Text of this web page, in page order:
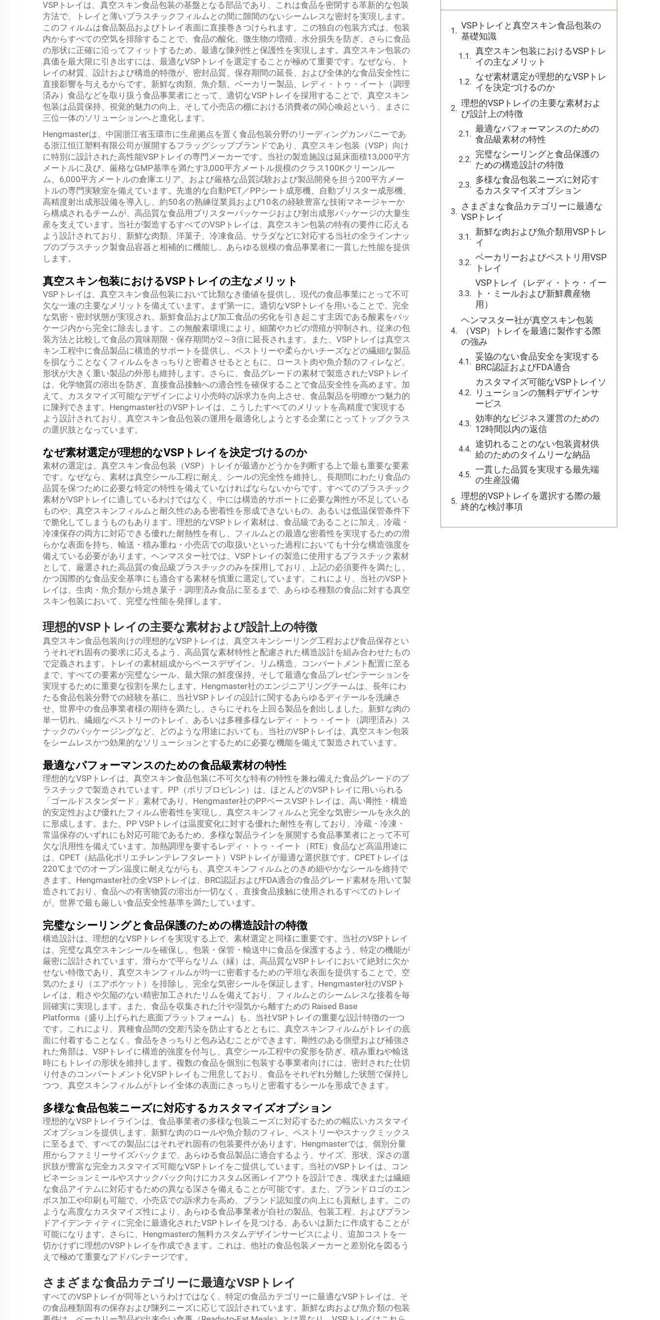
VSPトレイは、真空スキン食品包装の基盤となる部品であり、これは食品を密閉する革新的な包装
方法で、トレイと薄いプラスチックフィルムとの間に隙間のないシームレスな密封を実現します。
このフィルムは食品製品およびトレイ表面に直接巻きつけられます。この独自の包装方式は、包装
内からすべての空気を排除することで、食品の酸化、微生物の増殖、水分損失を防ぎ、さらに食品
の形状に正確に沿ってフィットするため、最適な陳列性と保護性を実現します。真空スキン包装の
真価を最大限に引き出すには、最適なVSPトレイを選定することが極めて重要です。なぜなら、ト
レイの材質、設計および構造的特徴が、密封品質、保存期間の延長、および全体的な食品安全性に
直接影響を与えるからです。新鮮な肉類、魚介類、ベーカリー製品、レディ・トゥ・イート（調理
済み）食品などを取り扱う食品事業者にとって、適切なVSPトレイを採用することで、真空スキン
包装は品質保持、視覚的魅力の向上、そして小売店の棚における消費者の関心喚起という、まさに
三位一体のソリューションへと進化します。
Hengmasterは、中国浙江省玉環市に生産拠点を置く食品包装分野のリーディングカンパニーであ
る浙江恒江塑料有限公司が展開するフラッグシップブランドであり、真空スキン包装（VSP）向け
に特別に設計された高性能VSPトレイの専門メーカーです。当社の製造施設は延床面積13,000平方
メートルに及び、厳格なGMP基準を満たす3,000平方メートル規模のクラス100Kクリーンルー
ム、6,000平方メートルの倉庫エリア、および厳格な品質試験および製品開発を担う200平方メー
トルの専門実験室を備えています。先進的な自動PET／PPシート成形機、自動ブリスター成形機、
高精度射出成形設備を導入し、約50名の熟練従業員および10名の経験豊富な技術マネージャーか
ら構成されるチームが、高品質な食品用ブリスターパッケージおよび射出成形パッケージの大量生
産を支えています。当社が製造するすべてのVSPトレイは、真空スキン包装の特有の要件に応える
よう設計されており、新鮮な肉類、洋菓子、冷凍食品、サラダなどに対応する当社の全ラインナッ
プのプラスチック製食品容器と相補的に機能し、あらゆる規模の食品事業者に一貫した性能を提供
します。
真空スキン包装におけるVSPトレイの主なメリット
VSPトレイは、真空スキン食品包装において比類なき価値を提供し、現代の食品事業にとって不可
欠な一連の主要なメリットを備えています。まず第一に、適切なVSPトレイを用いることで、完全
な気密・密封状態が実現され、新鮮食品および加工食品の劣化を引き起こす主因である酸素をパッ
ケージ内から完全に除去します。この無酸素環境により、細菌やカビの増殖が抑制され、従来の包
装方法と比較して食品の賞味期限・保存期間が2～3倍に延長されます。また、VSPトレイは真空ス
キン工程中に食品製品に構造的サポートを提供し、ペストリーや柔らかいチーズなどの繊細な製品
を損なうことなくフィルムをきっちりと密着させるとともに、ロースト肉や魚介類のフィレなど、
形状が大きく重い製品の外形も維持します。さらに、食品グレードの素材で製造されたVSPトレイ
は、化学物質の溶出を防ぎ、直接食品接触への適合性を確保することで食品安全性を高めます。加
えて、カスタマイズ可能なデザインにより小売時の訴求力を向上させ、食品製品を明瞭かつ魅力的
に陳列できます。Hengmaster社のVSPトレイは、こうしたすべてのメリットを高精度で実現する
よう設計されており、真空スキン食品包装の運用を最適化しようとする企業にとってトップクラス
の選択肢となっています。
なぜ素材選定が理想的なVSPトレイを決定づけるのか
素材の選定は、真空スキン食品包装（VSP）トレイが最適かどうかを判断する上で最も重要な要素
です。なぜなら、素材は真空シール工程に耐え、シールの完全性を維持し、長期間にわたり食品の
品質を保つために必要な特定の特性を備えていなければならないからです。すべてのプラスチック
素材がVSPトレイに適しているわけではなく、中には構造的サポートに必要な剛性が不足している
ものや、真空スキンフィルムと耐久性のある密着性を形成できないもの、あるいは低温保管条件下
で脆化してしまうものもあります。理想的なVSPトレイ素材は、食品級であることに加え、冷蔵・
冷凍保存の両方に対応できる優れた耐熱性を有し、フィルムとの最適な密着性を実現するための滑
らかな表面を持ち、輸送・積み重ね・小売店での取扱いといった過程においても十分な構造強度を
備えている必要があります。ヘンマスター社では、VSPトレイの製造に使用するプラスチック素材
として、厳選された高品質の食品級プラスチックのみを採用しており、上記の必須要件を満たし、
かつ国際的な食品安全基準にも適合する素材を慎重に選定しています。これにより、当社のVSPト
レイは、生肉・魚介類から焼き菓子・調理済み食品に至るまで、あらゆる種類の食品に対する真空
スキン包装において、完璧な性能を発揮します。
理想的VSPトレイの主要な素材および設計上の特徴
真空スキン食品包装向けの理想的なVSPトレイは、真空スキンシーリング工程および食品保存とい
うそれぞれ固有の要求に応えるよう、高品質な素材特性と配慮された構造設計を組み合わせたもの
で定義されます。トレイの素材組成からベースデザイン、リム構造、コンパートメント配置に至る
まで、すべての要素が完璧なシール、最大限の鮮度保持、そして最適な食品プレゼンテーションを
実現するために重要な役割を果たします。Hengmaster社のエンジニアリングチームは、長年にわ
たる食品包装分野での経験を基に、当社VSPトレイの設計に関するあらゆるディテールを洗練さ
せ、世界中の食品事業者様の期待を満たし、さらにそれを上回る製品を創出しました。新鮮な肉の
単一切れ、繊細なペストリーのトレイ、あるいは多種多様なレディ・トゥ・イート（調理済み）ス
ナックのパッケージングなど、どのような用途においても、当社のVSPトレイは、真空スキン包装
をシームレスかつ効果的なソリューションとするために必要な機能を備えて製造されています。
最適なパフォーマンスのための食品級素材の特性
理想的なVSPトレイは、真空スキン食品包装に不可欠な特有の特性を兼ね備えた食品グレードのプ
ラスチックで製造されています。PP（ポリプロピレン）は、ほとんどのVSPトレイに用いられる
「ゴールドスタンダード」素材であり、Hengmaster社のPPベースVSPトレイは、高い剛性・構造
的安定性および優れたフィルム密着性を実現し、真空スキンフィルムと完全な気密シールを永久的
に形成します。また、PP VSPトレイは温度変化に対する優れた耐性を有しており、冷蔵・冷凍・
常温保存のいずれにも対応可能であるため、多様な製品ラインを展開する食品事業者にとって不可
欠な汎用性を備えています。加熱調理を要するレディ・トゥ・イート（RTE）食品など高温用途に
は、CPET（結晶化ポリエチレンテレフタレート）VSPトレイが最適な選択肢です。CPETトレイは
220℃までのオーブン温度に耐えながらも、真空スキンフィルムとのきめ細やかなシールを維持で
きます。Hengmaster社の全VSPトレイは、BRC認証およびFDA適合の食品グレード素材を用いて製
造されており、食品への有害物質の溶出が一切なく、直接食品接触に使用されるすべてのトレイ
が、世界で最も厳しい食品安全性基準を満たしています。
完璧なシーリングと食品保護のための構造設計の特徴
構造設計は、理想的なVSPトレイを実現する上で、素材選定と同様に重要です。当社のVSPトレイ
は、完璧な真空スキンシールを確保し、包装・保管・輸送中に食品を保護するよう、特定の機能が
厳密に設計されています。滑らかで平らなリム（縁）は、高品質なVSPトレイにおいて絶対に欠か
せない特徴であり、真空スキンフィルムが均一に密着するための平坦な表面を提供することで、空
気のたまり（エアポケット）を排除し、完全な気密シールを保証します。Hengmaster社のVSPト
レイは、粗さや欠陥のない精密加工されたリムを備えており、フィルムとのシームレスな接着を毎
回確実に実現します。また、食品を収集された汁や湿気から離すための Raised Base
Platforms（盛り上げられた底面プラットフォーム）も、当社VSPトレイの重要な設計特徴の一つ
です。これにより、異種食品間の交差汚染を防止するとともに、真空スキンフィルムがトレイの底
面に付着することなく、食品をきっちりと包み込むことができます。剛性のある側壁および補強さ
れた角部は、VSPトレイに構造的強度を付与し、真空シール工程中の変形を防ぎ、積み重ねや輸送
時にもトレイの形状を維持します。複数の食品を個別に包装する事業者向けには、密封された仕切
り付きのコンパートメント化VSPトレイもご用意しており、食品をそれぞれ分離した状態で保持し
つつ、真空スキンフィルムがトレイ全体の表面にきっちりと密着するシールを形成できます。
多様な食品包装ニーズに対応するカスタマイズオプション
理想的なVSPトレイラインは、食品事業者の多様な包装ニーズに対応するための幅広いカスタマイ
ズオプションを提供します。新鮮な肉のロールや魚介類のフィレ、ペストリーやスナックミックス
に至るまで、すべての製品にはそれぞれ固有の包装要件があります。Hengmasterでは、個別分量
用からファミリーサイズパックまで、あらゆる食品製品に適合するよう、サイズ、形状、深さの選
択肢が豊富な完全カスタマイズ可能なVSPトレイをご提供しています。当社のVSPトレイは、コン
ビネーションミールやスナックパック向けにカスタム区画レイアウトを設計でき、塊状または繊細
な食品アイテムに対応するための異なる深さを備えることが可能です。また、ブランドロゴのエン
ボス加工や印刷も可能で、小売店での訴求力を高め、ブランド認知度の向上にも貢献します。この
ような高度なカスタマイズ性により、あらゆる食品事業者が自社の製品、包装工程、およびブラン
ドアイデンティティに完全に最適化されたVSPトレイを見つける、あるいは新たに作成することが
可能になります。さらに、Hengmasterの無料カスタムデザインサービスにより、追加コストを一
切かけずに理想のVSPトレイを作成できます。これは、他社の食品包装メーカーと差別化を図るう
えで極めて重要なアドバンテージです。
さまざまな食品カテゴリーに最適なVSPトレイ
すべてのVSPトレイが同等というわけではなく、特定の食品カテゴリーに最適なVSPトレイは、そ
の食品種類固有の保存および陳列ニーズに応じて設計されています。新鮮な肉および魚介類の包装
VSPトレイと真空スキン食品包装の
基礎知識
真空スキン包装におけるVSPトレ
イの主なメリット
なぜ素材選定が理想的なVSPトレ
イを決定づけるのか
理想的VSPトレイの主要な素材およ
び設計上の特徴
最適なパフォーマンスのための
食品級素材の特性
完璧なシーリングと食品保護の
ための構造設計の特徴
多様な食品包装ニーズに対応す
るカスタマイズオプション
さまざまな食品カテゴリーに最適な
VSPトレイ
新鮮な肉および魚介類用VSPトレ
イ
ベーカリーおよびペストリ用VSP
トレイ
VSPトレイ（レディ・トゥ・イー
ト・ミールおよび新鮮農産物
用）
ヘンマスター社が真空スキン包装
（VSP）トレイを最適に製作する際
の強み
妥協のない食品安全を実現する
BRC認証およびFDA適合
カスタマイズ可能なVSPトレイソ
リューションの無料デザインサ
ービス
効率的なビジネス運営のための
12時間以内の返信
途切れることのない包装資材供
給のためのタイムリーな納品
一貫した品質を実現する最先端
の生産設備
理想的VSPトレイを選択する際の最
終的な検討事項